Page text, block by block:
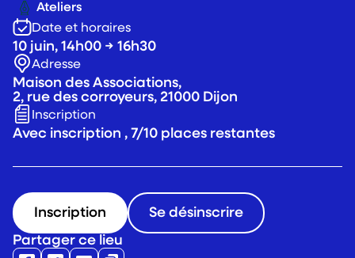
Ateliers
Date et horaires
10 juin, 14h00 → 16h30
Adresse
Maison des Associations,
2, rue des corroyeurs, 21000 Dijon
Inscription
Avec inscription , 7/10 places restantes
Partager ce lieu
Inscription Se désinscrire